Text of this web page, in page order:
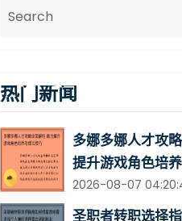
热门新闻
多娜多娜人才攻
提升游戏角色培
2026-08-07
圣职者转职选择